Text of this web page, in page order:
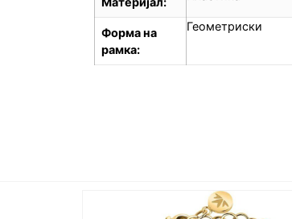
Форма на
рамка
Геометриски